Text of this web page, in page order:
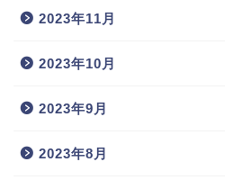
2023年11月
2023年10月
2023年9月
2023年8月